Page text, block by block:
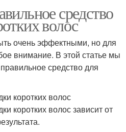
средство
волос
очень эффектными, но для
внимание. В этой статье мы
средство для
коротких волос
коротких волос зависит от